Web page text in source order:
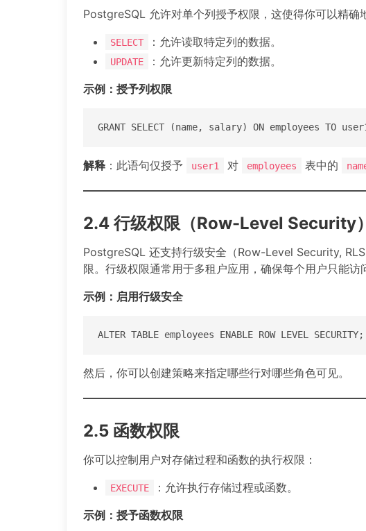
PostgreSQL 允许对单个列授予权限，这使得你可以精确
SELECT ：允许读取特定列的数据。
UPDATE
：允许更新特定列的数据。
示例：授予列权限
GRANT SELECT (name, salary) ON employees TO
解释 ：此语句仅授予 user1 对 employees 表中的
2.4 行级权限（Row-Level Security）
PostgreSQL 还支持行级安全（Row-Level Security,
限。行级权限通常用于多租户应用，确保每个用户只能访
示例：启用行级安全
ALTER TABLE employees ENABLE ROW LEVEL SECURITY;
然后，你可以创建策略来指定哪些行对哪些角色可见。
2.5 函数权限
你可以控制用户对存储过程和函数的执行权限：
EXECUTE
：允许执行存储过程或函数。
示例：授予函数权限